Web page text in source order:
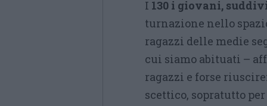
I 130 i giovani,
turnazione nello
ragazzi delle medie
cui siamo abituati –
ragazzi e forse
scettico, sopratutto